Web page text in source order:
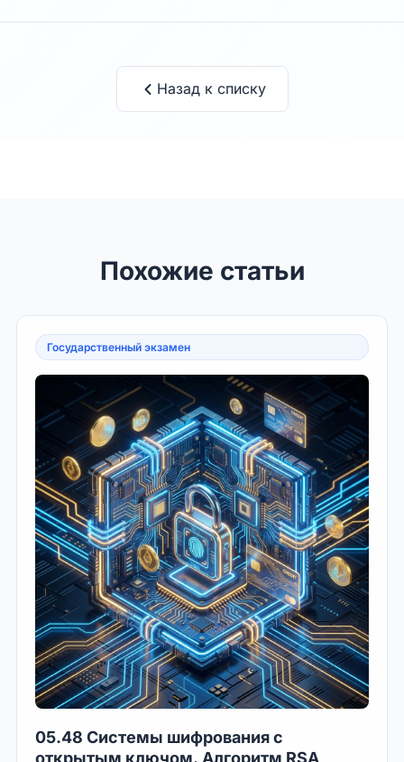
Назад к списку
Похожие статьи
Государственный экзамен
05.48 Системы шифрования с
открытым ключом. Алгоритм RSA